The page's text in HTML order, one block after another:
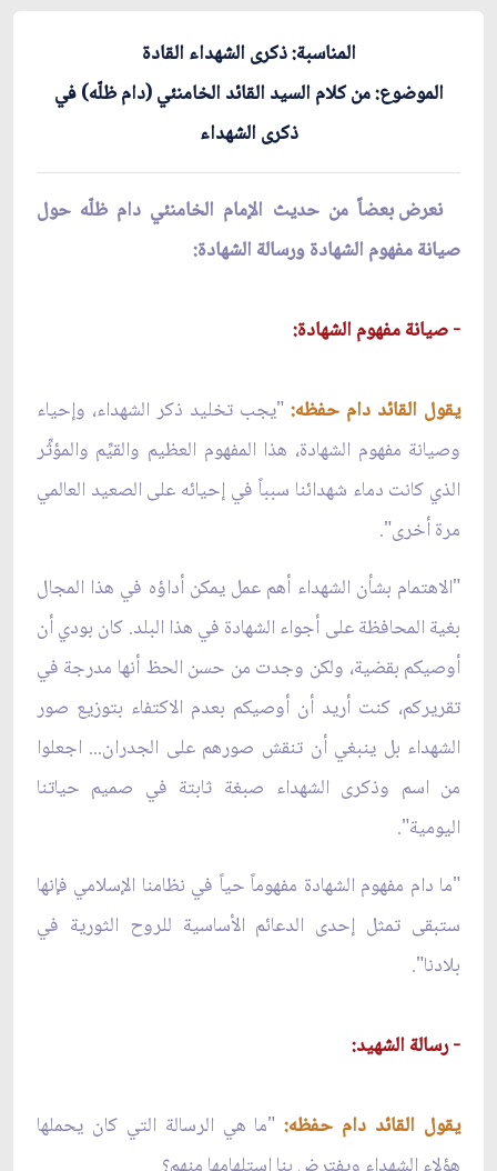
المناسبة: ذكرى الشهداء القادة
الموضوع: من كلام السيد القائد الخامنئي (دام ظلّه) في
ذكرى الشهداء
نعرض بعضاً من حديث الإمام الخامنئي دام ظلّه حول
صيانة مفهوم الشهادة ورسالة الشهادة:
- صيانة مفهوم الشهادة:
يقول القائد دام حفظه: "يجب تخليد ذكر الشهداء، وإحياء
وصيانة مفهوم الشهادة، هذا المفهوم العظيم والقيِّم والمؤثِّر
الذي كانت دماء شهدائنا سبباً في إحيائه على الصعيد العالمي
مرة أخرى".
"الاهتمام بشأن الشهداء أهم عمل يمكن أداؤه في هذا المجال
بغية المحافظة على أجواء الشهادة في هذا البلد. كان بودي أن
أوصيكم بقضية، ولكن وجدت من حسن الحظ أنها مدرجة في
تقريركم، كنت أريد أن أوصيكم بعدم الاكتفاء بتوزيع صور
الشهداء بل ينبغي أن تنقش صورهم على الجدران... اجعلوا
من اسم وذكرى الشهداء صبغة ثابتة في صميم حياتنا
اليومية".
"ما دام مفهوم الشهادة مفهوماً حياً في نظامنا الإسلامي فإنها
ستبقى تمثل إحدى الدعائم الأساسية للروح الثورية في
بلادنا".
- رسالة الشهيد:
يقول القائد دام حفظه: "ما هي الرسالة التي كان يحملها